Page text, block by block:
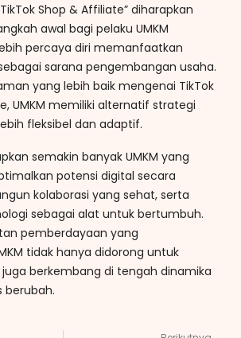
Shop & Affiliate” diharapkan
awal bagi pelaku UMKM
percaya diri memanfaatkan
sarana pengembangan usaha.
yang lebih baik mengenai TikTok
UMKM memiliki alternatif strategi
fleksibel dan adaptif.
semakin banyak UMKM yang
potensi digital secara
kolaborasi yang sehat, serta
sebagai alat untuk bertumbuh.
pemberdayaan yang
tidak hanya didorong untuk
berkembang di tengah dinamika
berubah.